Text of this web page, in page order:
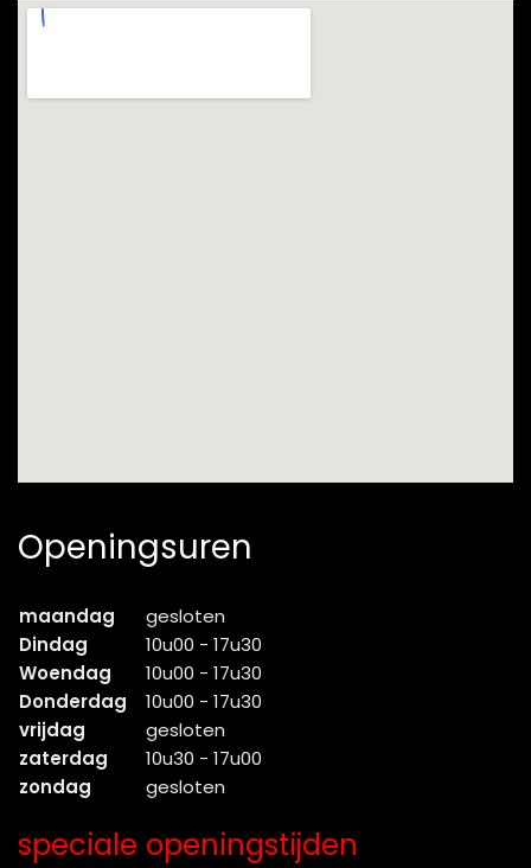
Openingsuren
maandag
gesloten
Dindag
10u00 - 17u30
Woendag
10u00 - 17u30
Donderdag
10u00 - 17u30
vrijdag
gesloten
zaterdag
10u30 - 17u00
zondag
gesloten
speciale openingstijden